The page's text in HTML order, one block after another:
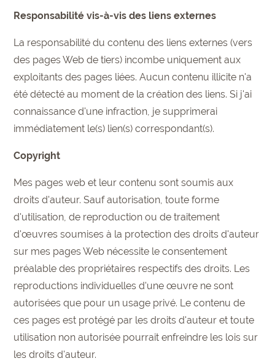
Responsabilité vis-à-vis des liens externes
La responsabilité du contenu des liens externes (vers
des pages Web de tiers) incombe uniquement aux
exploitants des pages liées. Aucun contenu illicite n'a
été détecté au moment de la création des liens. Si j'ai
connaissance d'une infraction, je supprimerai
immédiatement le(s) lien(s) correspondant(s).
Copyright
Mes pages web et leur contenu sont soumis aux
droits d'auteur. Sauf autorisation, toute forme
d'utilisation, de reproduction ou de traitement
d'œuvres soumises à la protection des droits d'auteur
sur mes pages Web nécessite le consentement
préalable des propriétaires respectifs des droits. Les
reproductions individuelles d'une œuvre ne sont
autorisées que pour un usage privé. Le contenu de
ces pages est protégé par les droits d'auteur et toute
utilisation non autorisée pourrait enfreindre les lois sur
les droits d'auteur.